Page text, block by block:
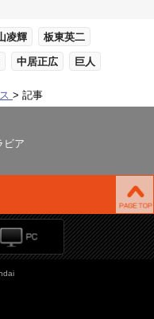
凌輝 板東英二
中居正広 巨人
記事
ビア